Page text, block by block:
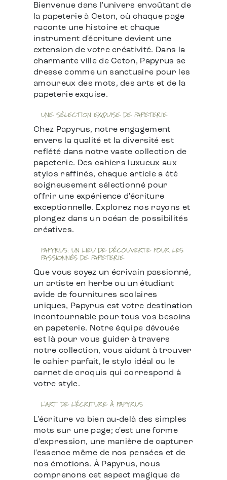
Bienvenue dans l'univers envoûtant de
la papeterie à Ceton, où chaque page
raconte une histoire et chaque
instrument d'écriture devient une
extension de votre créativité. Dans la
charmante ville de Ceton, Papyrus se
dresse comme un sanctuaire pour les
amoureux des mots, des arts et de la
papeterie exquise.
UNE SÉLECTION EXQUISE DE PAPETERIE
Chez Papyrus, notre engagement
envers la qualité et la diversité est
reflété dans notre vaste collection de
papeterie. Des cahiers luxueux aux
stylos raffinés, chaque article a été
soigneusement sélectionné pour
offrir une expérience d'écriture
exceptionnelle. Explorez nos rayons et
plongez dans un océan de possibilités
créatives.
PAPYRUS: UN LIEU DE DÉCOUVERTE POUR LES
PASSIONNÉS DE PAPETERIE
Que vous soyez un écrivain passionné,
un artiste en herbe ou un étudiant
avide de fournitures scolaires
uniques, Papyrus est votre destination
incontournable pour tous vos besoins
en papeterie. Notre équipe dévouée
est là pour vous guider à travers
notre collection, vous aidant à trouver
le cahier parfait, le stylo idéal ou le
carnet de croquis qui correspond à
votre style.
L'ART DE L'ÉCRITURE À PAPYRUS
L'écriture va bien au-delà des simples
mots sur une page; c'est une forme
d'expression, une manière de capturer
l'essence même de nos pensées et de
nos émotions. À Papyrus, nous
comprenons cet aspect magique de